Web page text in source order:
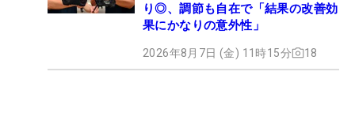
り◎、調節も自在で「結果の改善効
果にかなりの意外性」
2026年8月7日 (金) 11時15分 18